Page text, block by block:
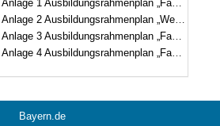
Anlage 1 Ausbildungsrahmenplan „Fachpraktikerin Landwirtschaft/Fachpraktiker Landwirtschaft“
Anlage 2 Ausbildungsrahmenplan „Werkerin im Gartenbau/Werker im Gartenbau“
Bereich erweitern
Anlage 3 Ausbildungsrahmenplan „Fachpraktikerin Hauswirtschaft/Fachpraktiker Hauswirtschaft“
Anlage 4 Ausbildungsrahmenplan „Fachpraktikerin Pferdewirtschaft/Fachpraktiker Pferdewirtschaft“
Bayern.de